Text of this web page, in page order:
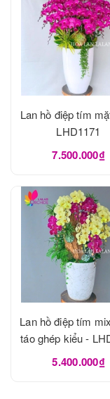
Lan hồ điệp tím
LHD1171
7.500.000₫
Lan hồ điệp tím
táo ghép kiểu -
5.400.000₫